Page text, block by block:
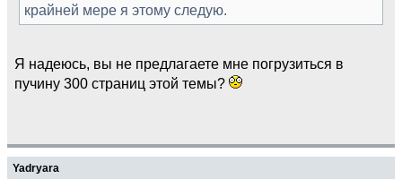
крайней мере я этому следую.
Я надеюсь, вы не предлагаете мне погрузиться в
пучину 300 страниц этой темы?
Yadryara